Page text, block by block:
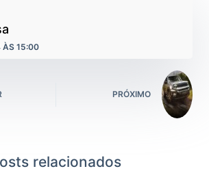
ÀS 15:00
PRÓXIMO
relacionados